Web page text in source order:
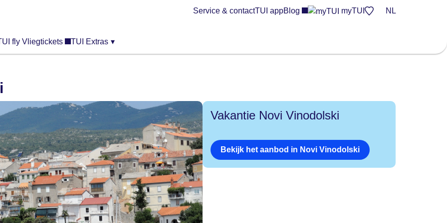
fly Vliegtickets TUI Extras ▾
Service & contactTUI appBlog myTUI NL
Vakantie Novi Vinodolski
Bekijk het aanbod in Novi Vinodolski